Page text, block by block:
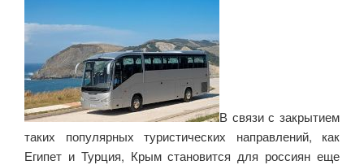
В связи с закрытием
таких популярных туристических направлений, как
Египет и Турция, Крым становится для россиян еще